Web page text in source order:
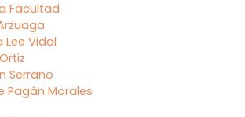
Facultad
Lee Vidal
Serrano
Pagán Morales